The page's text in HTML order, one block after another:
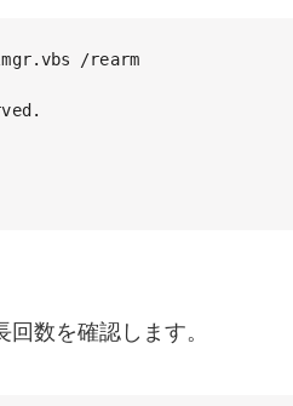
/rearm
数を確認します。